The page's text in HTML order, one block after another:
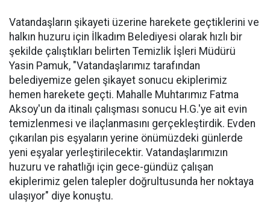
Vatandaşların şikayeti üzerine harekete geçtiklerini ve
halkın huzuru için İlkadım Belediyesi olarak hızlı bir
şekilde çalıştıkları belirten Temizlik İşleri Müdürü
Yasin Pamuk, "Vatandaşlarımız tarafından
belediyemize gelen şikayet sonucu ekiplerimiz
hemen harekete geçti. Mahalle Muhtarımız Fatma
Aksoy'un da itinalı çalışması sonucu H.G.'ye ait evin
temizlenmesi ve ilaçlanmasını gerçekleştirdik. Evden
çıkarılan pis eşyaların yerine önümüzdeki günlerde
yeni eşyalar yerleştirilecektir. Vatandaşlarımızın
huzuru ve rahatlığı için gece-gündüz çalışan
ekiplerimiz gelen talepler doğrultusunda her noktaya
ulaşıyor" diye konuştu.